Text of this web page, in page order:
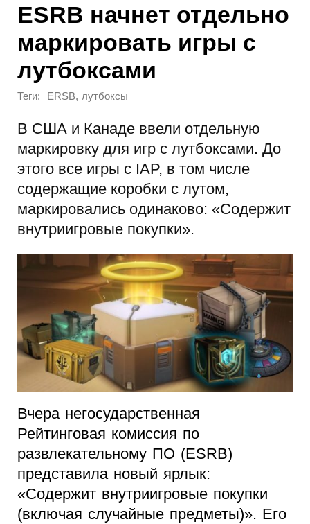
ESRB начнет отдельно
маркировать игры с
лутбоксами
Теги: ERSB, лутбоксы
В США и Канаде ввели отдельную
маркировку для игр с лутбоксами. До
этого все игры с IAP, в том числе
содержащие коробки с лутом,
маркировались одинаково: «Содержит
внутриигровые покупки».
Вчера негосударственная
Рейтинговая комиссия по
развлекательному ПО (ESRB)
представила новый ярлык:
«Содержит внутриигровые покупки
(включая случайные предметы)». Его